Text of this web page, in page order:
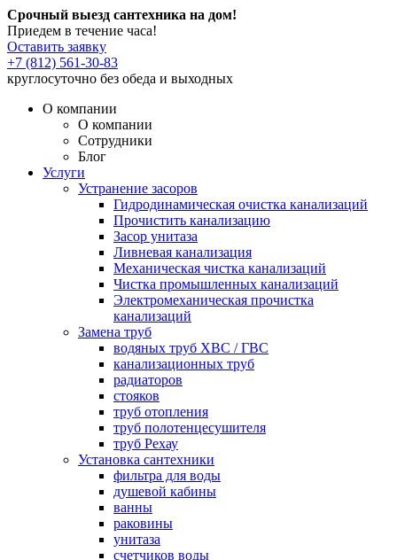
Срочный выезд сантехника на дом!
Приедем в течение часа!
Оставить заявку
+7 (812) 561-30-83
круглосуточно без обеда и выходных
О компании
О компании
Сотрудники
Блог
Услуги
Устранение засоров
Гидродинамическая очистка канализаций
Прочистить канализацию
Засор унитаза
Ливневая канализация
Механическая чистка канализаций
Чистка промышленных канализаций
Электромеханическая прочистка
канализаций
Замена труб
водяных труб ХВС / ГВС
канализационных труб
радиаторов
стояков
труб отопления
труб полотенцесушителя
труб Рехау
Установка сантехники
фильтра для воды
душевой кабины
ванны
раковины
унитаза
счетчиков воды